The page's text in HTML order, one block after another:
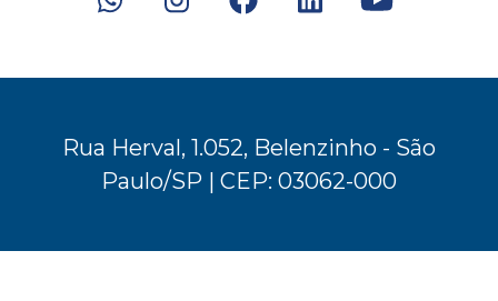
Rua Herval, 1.052, Belenzinho - São
Paulo/SP | CEP: 03062-000